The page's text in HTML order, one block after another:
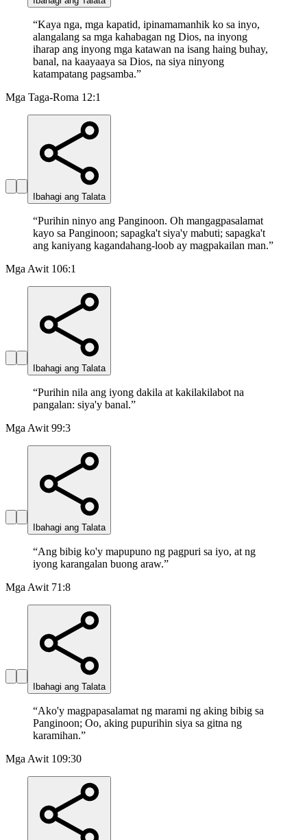
“Kaya nga, mga kapatid, ipinamamanhik ko sa inyo,
alangalang sa mga kahabagan ng Dios, na inyong
iharap ang inyong mga katawan na isang haing buhay,
banal, na kaayaaya sa Dios, na siya ninyong
katampatang pagsamba.”
Mga Taga-Roma 12:1
Ibahagi ang Talata
“Purihin ninyo ang Panginoon. Oh mangagpasalamat
kayo sa Panginoon; sapagka't siya'y mabuti; sapagka't
ang kaniyang kagandahang-loob ay magpakailan man.”
Mga Awit 106:1
Ibahagi ang Talata
“Purihin nila ang iyong dakila at kakilakilabot na
pangalan: siya'y banal.”
Mga Awit 99:3
Ibahagi ang Talata
“Ang bibig ko'y mapupuno ng pagpuri sa iyo, at ng
iyong karangalan buong araw.”
Mga Awit 71:8
Ibahagi ang Talata
“Ako'y magpapasalamat ng marami ng aking bibig sa
Panginoon; Oo, aking pupurihin siya sa gitna ng
karamihan.”
Mga Awit 109:30